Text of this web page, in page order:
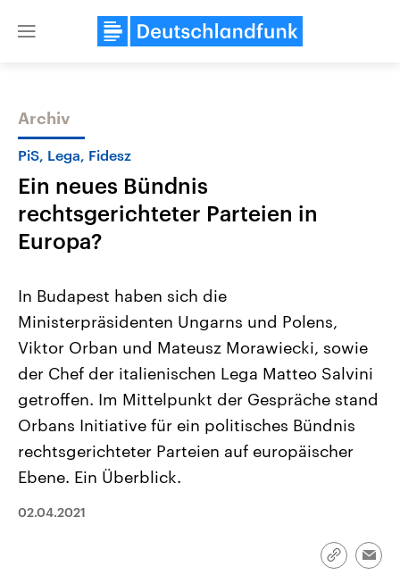
Close
Themen
2026
Alle Informationen
Sachsen-Anhalt wählt am 6.
September 2026 einen neuen
Landtag. Seit 2021 wird das
Bundesland von einer Koalition aus
CDU, SPD und FDP regiert.-
Umfragen, Prognosen,
und Hintergründe zu den Parteien
und Kandidaten der anstehenden
Wahl.
Aktuelle Beiträge,
Hintergründe
Wirtschaftlich und
gehören die Vereinigten
den mächtigsten Ländern
mit großem Einfluss auf
aktuelle Weltgeschehen.
Sendungen Programm Podcasts
Archiv
PiS, Lega, Fidesz
Ein neues Bündnis
rechtsgerichteter Parteien in
Europa?
In Budapest haben sich die
Ministerpräsidenten Ungarns und Polens,
Viktor Orban und Mateusz Morawiecki, sowie
der Chef der italienischen Lega Matteo Salvini
getroffen. Im Mittelpunkt der Gespräche stand
Orbans Initiative für ein politisches Bündnis
rechtsgerichteter Parteien auf europäischer
Ebene. Ein Überblick.
02.04.2021
Link